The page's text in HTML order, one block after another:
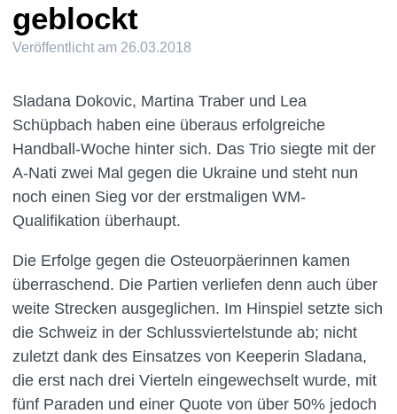
geblockt
Veröffentlicht am 26.03.2018
Sladana Dokovic, Martina Traber und Lea
Schüpbach haben eine überaus erfolgreiche
Handball-Woche hinter sich. Das Trio siegte mit der
A-Nati zwei Mal gegen die Ukraine und steht nun
noch einen Sieg vor der erstmaligen WM-
Qualifikation überhaupt.
Die Erfolge gegen die Osteuorpäerinnen kamen
überraschend. Die Partien verliefen denn auch über
weite Strecken ausgeglichen. Im Hinspiel setzte sich
die Schweiz in der Schlussviertelstunde ab; nicht
zuletzt dank des Einsatzes von Keeperin Sladana,
die erst nach drei Vierteln eingewechselt wurde, mit
fünf Paraden und einer Quote von über 50% jedoch